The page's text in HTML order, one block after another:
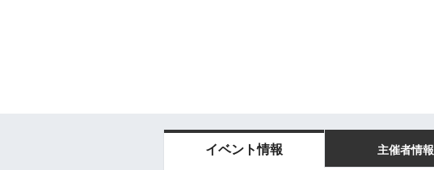
イベント情報 主催者情報